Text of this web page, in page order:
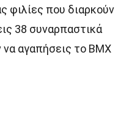
φιλίες που διαρκούν
38 συναρπαστικά
αγαπήσεις το BMX